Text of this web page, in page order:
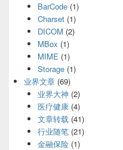
BarCode(1)
Charset(1)
DICOM (2)
MBox (1)
MIME (1)
Storage(1)
业界文章 (69)
业界大神 (2)
医疗健康(4)
文章转载(41)
行业随笔(21)
金融保险(1)